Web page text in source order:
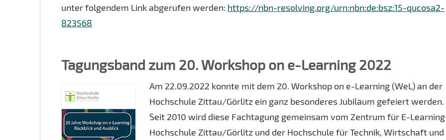
unter folgendem Link abgerufen werden: https://nbn-resolving.org/urn:nbn:de:bsz:15-qucosa2-
823568
Tagungsband zum 20. Workshop on e-Learning 2022
Am 22.09.2022 konnte mit dem 20. Workshop on e-Learning (WeL) an der
Hochschule Zittau/Görlitz ein ganz besonderes Jubiläum gefeiert werden.
Seit 2010 wird diese Fachtagung gemeinsam vom Zentrum für E-
Hochschule Zittau/Görlitz und der Hochschule für Technik, Wirtschaft und